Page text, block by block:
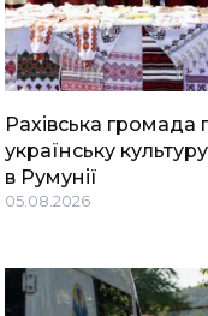
Рахівська громада
українську
в Румунії
05.08.2026